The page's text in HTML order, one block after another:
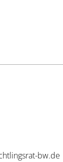
bw.de